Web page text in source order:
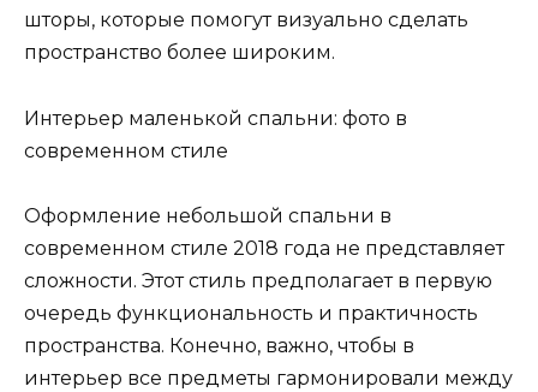
шторы, которые помогут визуально сделать
пространство более широким.
Интерьер маленькой спальни: фото в
современном стиле
Оформление небольшой спальни в
современном стиле 2018 года не представляет
сложности. Этот стиль предполагает в первую
очередь функциональность и практичность
пространства. Конечно, важно, чтобы в
интерьер все предметы гармонировали между